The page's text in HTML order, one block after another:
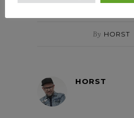
By HORST
HORST